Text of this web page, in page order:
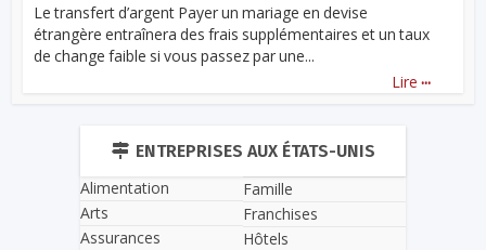
Le transfert d’argent Payer un mariage en devise
étrangère entraînera des frais supplémentaires et un taux
de change faible si vous passez par une...
Lire ...
ENTREPRISES AUX ÉTATS-UNIS
Alimentation
Arts
Assurances
Famille
Franchises
Hôtels